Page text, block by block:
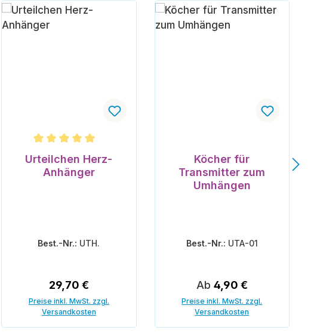
Durchschnittliche Bewertung von 5 von 5 Sternen
Urteilchen Herz-
Anhänger
Best.-Nr.: UTH.
Regulärer Preis:
29,70 €
Preise inkl. MwSt. zzgl.
Versandkosten
Köcher für
Transmitter zum
Umhängen
Best.-Nr.: UTA-01
Regulärer Preis:
Ab 4,90 €
Preise inkl. MwSt. zzgl.
Versandkosten